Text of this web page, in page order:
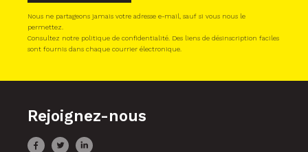
Nous ne partageons jamais votre adresse e-mail, sauf si vous nous le
permettez.
Consultez notre politique de confidentialité. Des liens de désinscription faciles
sont fournis dans chaque courrier électronique.
Rejoignez-nous